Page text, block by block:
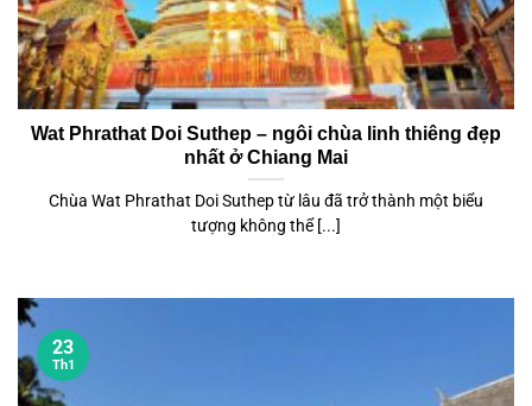
Wat Phrathat Doi Suthep – ngôi chùa linh thiêng đẹp
nhất ở Chiang Mai
Chùa Wat Phrathat Doi Suthep từ lâu đã trở thành một biểu
tượng không thể [...]
23
Th1